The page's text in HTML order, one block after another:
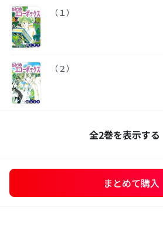
（１）
（２）
全2巻を表示する
まとめて購入